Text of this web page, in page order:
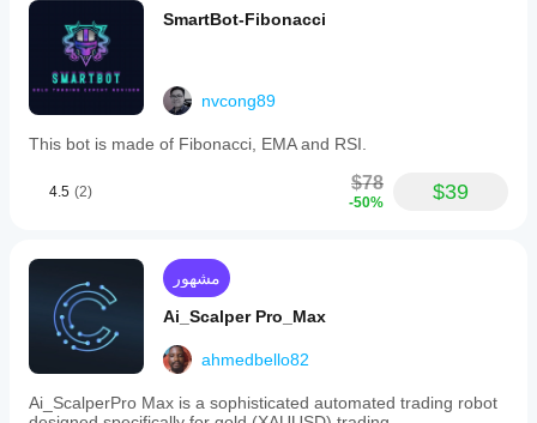
SmartBot-Fibonacci
nvcong89
This bot is made of Fibonacci, EMA and RSI.
4.5 (2) $78
-50% $39
مشهور
Ai_Scalper Pro_Max
ahmedbello82
Ai_ScalperPro Max is a sophisticated automated trading robot